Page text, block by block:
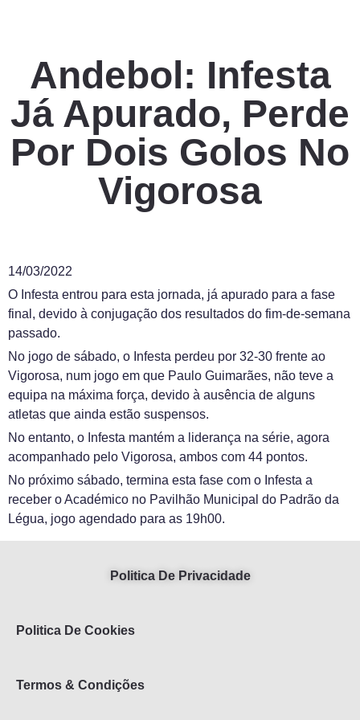
Andebol: Infesta
Já Apurado, Perde
Por Dois Golos No
Vigorosa
14/03/2022
O Infesta entrou para esta jornada, já apurado para a fase
final, devido à conjugação dos resultados do fim-de-semana
passado.
No jogo de sábado, o Infesta perdeu por 32-30 frente ao
Vigorosa, num jogo em que Paulo Guimarães, não teve a
equipa na máxima força, devido à ausência de alguns
atletas que ainda estão suspensos.
No entanto, o Infesta mantém a liderança na série, agora
acompanhado pelo Vigorosa, ambos com 44 pontos.
No próximo sábado, termina esta fase com o Infesta a
receber o Académico no Pavilhão Municipal do Padrão da
Légua, jogo agendado para as 19h00.
Politica De Privacidade
Politica De Cookies
Termos & Condições